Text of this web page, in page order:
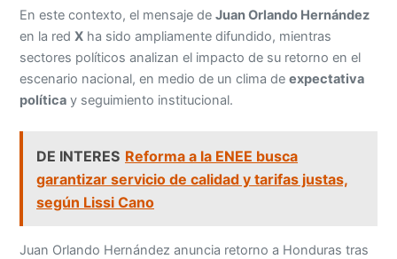
En este contexto, el mensaje deJuan Orlando Hernández
en la redX ha sido ampliamente difundido, mientras
sectores políticos analizan el impacto de su retorno en el
escenario nacional, en medio de un clima deexpectativa
política y seguimiento institucional.
DE INTERES Reforma a la ENEE busca
garantizar servicio de calidad y tarifas justas,
según Lissi Cano
Juan Orlando Hernández anuncia retorno a Honduras tras